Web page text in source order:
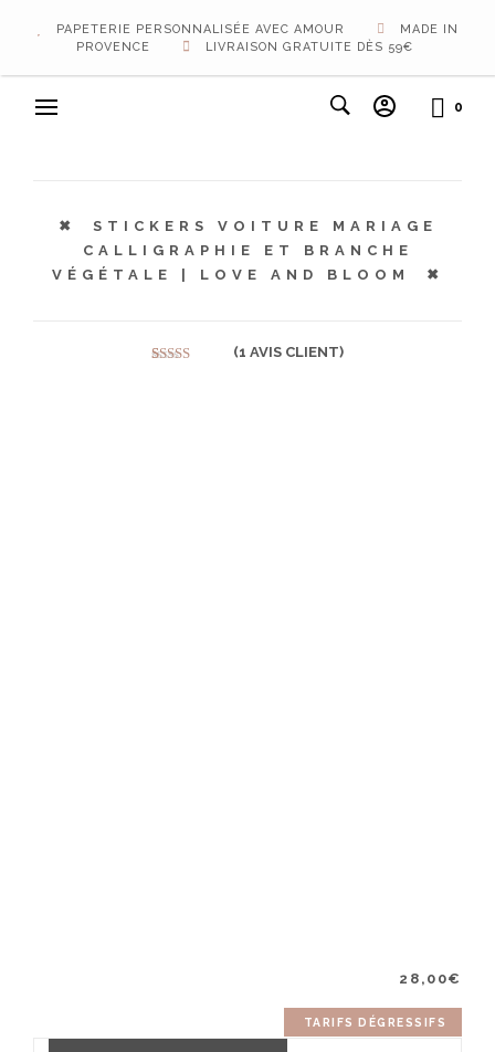
PAPETERIE PERSONNALISÉE AVEC AMOUR
MADE IN
PROVENCE
LIVRAISON GRATUITE DÈS 59€
0
STICKERS VOITURE MARIAGE
CALLIGRAPHIE ET BRANCHE
VÉGÉTALE | LOVE AND BLOOM
(1 AVIS CLIENT)
28,00€
TARIFS DÉGRESSIFS